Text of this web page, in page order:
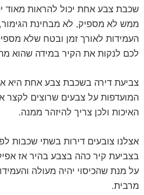
שכבת צבע אחת יכול להראות מאוד
ממש לא מספיק, לא מבחינת
העמידות לאורך זמן ובטח שלא
לכם לנקות את הקיר במידה שהוא
צביעת דירה בשכבת צבע אחת היא
המועדפות על צבעים שרוצים לקצר
האיכות ולכן צריך להיזהר ממנה.
אצלנו צובעים דירות בשתי שכבות
בצביעת קיר כהה בצבע בהיר אז
על מנת שהכיסוי יהיה מעולה
מרבית.